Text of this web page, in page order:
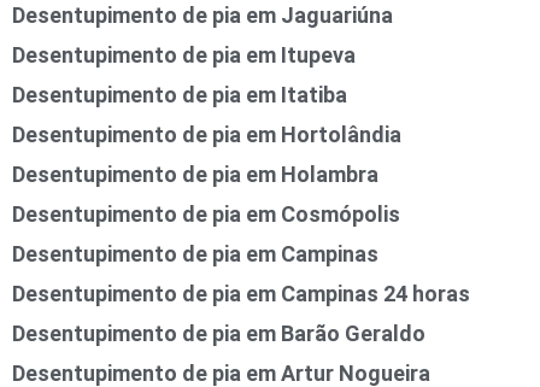
Desentupimento de pia em Jaguariúna
Desentupimento de pia em Itupeva
Desentupimento de pia em Itatiba
Desentupimento de pia em Hortolândia
Desentupimento de pia em Holambra
Desentupimento de pia em Cosmópolis
Desentupimento de pia em Campinas
Desentupimento de pia em Campinas 24 horas
Desentupimento de pia em Barão Geraldo
Desentupimento de pia em Artur Nogueira